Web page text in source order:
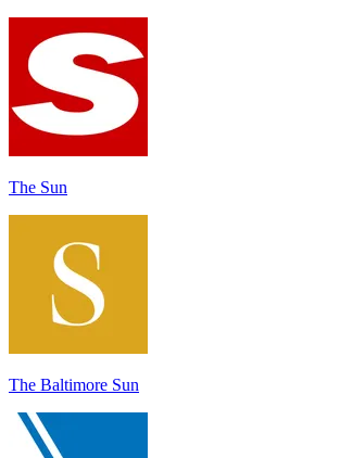
The Sun
The Baltimore Sun